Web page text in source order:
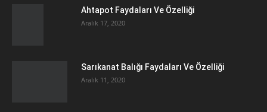
Ahtapot Faydaları Ve Özelliği
Aralık 17, 2020
Sarıkanat Balığı Faydaları Ve Özelliği
Aralık 11, 2020